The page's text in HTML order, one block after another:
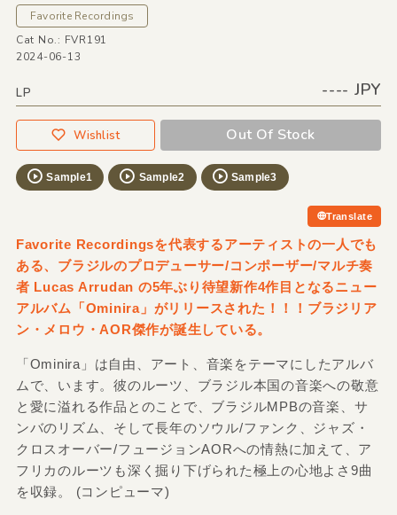
Favorite Recordings
Cat No.: FVR191
2024-06-13
LP ---- JPY
Wishlist Out Of Stock
Sample1 Sample2 Sample3
Translate
Favorite Recordingsを代表するアーティストの一人でも
ある、ブラジルのプロデューサー/コンポーザー/マルチ奏
者 Lucas Arrudan の5年ぶり待望新作4作目となるニュー
アルバム「Ominira」がリリースされた！！！ブラジリア
ン・メロウ・AOR傑作が誕生している。
「Ominira」は自由、アート、音楽をテーマにしたアルバ
ムで、います。彼のルーツ、ブラジル本国の音楽への敬意
と愛に溢れる作品とのことで、ブラジルMPBの音楽、サ
ンバのリズム、そして長年のソウル/ファンク、ジャズ・
クロスオーバー/フュージョンAORへの情熱に加えて、ア
フリカのルーツも深く掘り下げられた極上の心地よさ9曲
を収録。 (コンピューマ)